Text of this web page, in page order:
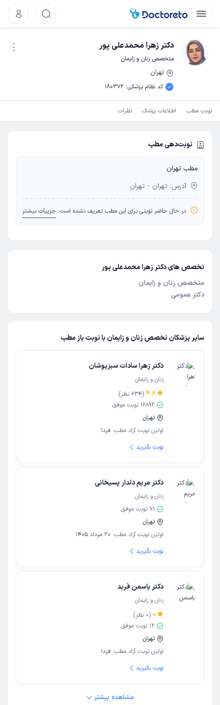
دکتر زهرا محمدعلی پور
متخصص زنان و زایمان
تهران
کد نظام پزشکی:
180372
نوبت مطب اطلاعات پزشک نظرات
نوبت‌دهی مطب
مطب تهران
آدرس: تهران - تهران
در حال حاضر نوبتی برای این مطب تعریف نشده است. جزییات بیشتر
تخصص های دکتر زهرا محمدعلی پور
متخصص زنان و زایمان
دکتر عمومی
سایر پزشکان تخصص زنان و زایمان با نوبت باز مطب
دکتر زهرا سادات سبزپوشان
زنان و زایمان
4.8
(
634 نظر)
16892 نوبت موفق
تهران
اولین نوبت آزاد مطب: فردا
نوبت بگیرید
دکتر مریم دلدار پسیخانی
زنان و زایمان
71 نوبت موفق
تهران
اولین نوبت آزاد مطب: 20 مرداد 1405
نوبت بگیرید
دکتر یاسمن فربد
زنان و زایمان
0
(
0 نظر)
12 نوبت موفق
تهران
اولین نوبت آزاد مطب: فردا
نوبت بگیرید
مشاهده بیشتر